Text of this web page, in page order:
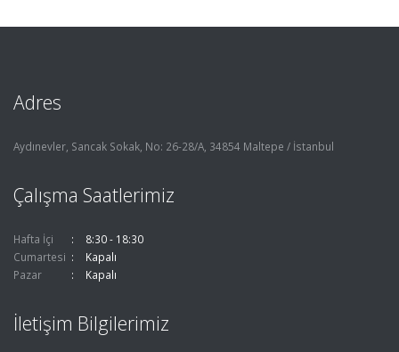
Adres
Aydınevler, Sancak Sokak, No: 26-28/A, 34854 Maltepe / İstanbul
Çalışma Saatlerimiz
Hafta İçi
8:30 - 18:30
Cumartesi
Kapalı
Pazar
Kapalı
İletişim Bilgilerimiz